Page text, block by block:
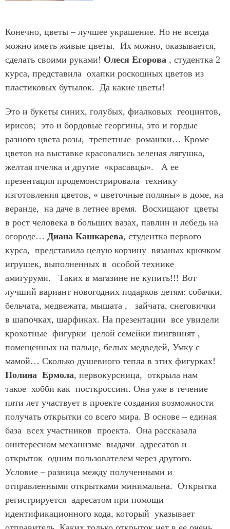
Конечно, цветы – лучшее украшение. Но не всегда
можно иметь живые цветы. Их можно, оказывается,
сделать своими руками! Олеся Егорова , студентка 2
курса, представила охапки роскошных цветов из
пластиковых бутылок. Да какие цветы!
Это и букеты синих, голубых, фиалковых геоцинтов,
ирисов; это и бордовые георгины, это и гордые
разного цвета розы, трепетные ромашки… Кроме
цветов на выставке красовались зеленая лягушка,
желтая пчелка и другие «красавцы». А ее
презентация продемонстрировала технику
изготовления цветов, « цветочные поляны» в доме, на
веранде, на даче в летнее время. Восхищают цветы
в рост человека в больших вазах, павлин и лебедь на
огороде… Диана Кашкарева, студентка первого
курса, представила целую корзину вязаных крючком
игрушек, выполненных в особой технике
амигуруми. Таких в магазине не купить!!! Вот
лучший вариант новогодних подарков детям: собачки,
бельчата, медвежата, мышата , зайчата, снеговички
в шапочках, шарфиках. На презентации все увидели
крохотные фигурки целой семейки пингвинят ,
помещенных на пальце, белых медведей, Умку с
мамой… Сколько душевного тепла в этих фигурках!
Полина Ермола, первокурсница, открыла нам
такое хобби как посткроссинг. Она уже в течение
пяти лет участвует в проекте создания возможности
получать открытки со всего мира. В основе – единая
база всех участников проекта. Она рассказала
оинтересном механизме выдачи адресатов и
открыток одним пользователем через другого.
Условие – разница между полученными и
отправленными открытками минимальна. Открытка
регистрируется адресатом при помощи
идентификационного кода, который указывает